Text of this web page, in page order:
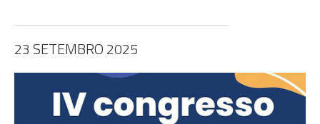
23 SETEMBRO 2025